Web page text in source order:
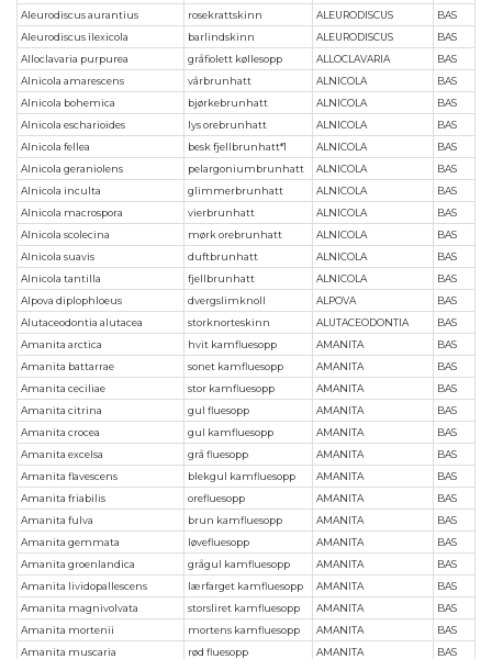
Aleurodiscus aurantius
rosekrattskinn ALEURODISCUS
BAS
Aleurodiscus ilexicola
barlindskinn ALEURODISCUS
BAS
Alloclavaria purpurea
gråfiolett køllesopp ALLOCLAVARIA
BAS
Alnicola amarescens
vårbrunhatt ALNICOLA
BAS
Alnicola bohemica
bjørkebrunhatt ALNICOLA
BAS
Alnicola escharioides
lys orebrunhatt ALNICOLA
BAS
Alnicola fellea
besk fjellbrunhatt*1 ALNICOLA
BAS
Alnicola geraniolens
pelargoniumbrunhatt ALNICOLA
BAS
Alnicola inculta
glimmerbrunhatt ALNICOLA
BAS
Alnicola macrospora
vierbrunhatt ALNICOLA
BAS
Alnicola scolecina
mørk orebrunhatt ALNICOLA
BAS
Alnicola suavis
duftbrunhatt ALNICOLA
BAS
Alnicola tantilla
fjellbrunhatt ALNICOLA
BAS
Alpova diplophloeus
dvergslimknoll ALPOVA
BAS
Alutaceodontia alutacea
storknorteskinn ALUTACEODONTIA
BAS
Amanita arctica
hvit kamfluesopp AMANITA
BAS
Amanita battarrae
sonet kamfluesopp AMANITA
BAS
Amanita ceciliae
stor kamfluesopp AMANITA
BAS
Amanita citrina
gul fluesopp AMANITA
BAS
Amanita crocea
gul kamfluesopp AMANITA
BAS
Amanita excelsa
grå fluesopp AMANITA
BAS
Amanita flavescens
blekgul kamfluesopp AMANITA
BAS
Amanita friabilis
orefluesopp AMANITA
BAS
Amanita fulva
brun kamfluesopp AMANITA
BAS
Amanita gemmata
løvefluesopp AMANITA
BAS
Amanita groenlandica
grågul kamfluesopp AMANITA
BAS
Amanita lividopallescens
lærfarget kamfluesopp AMANITA
BAS
Amanita magnivolvata
storsliret kamfluesopp AMANITA
BAS
Amanita mortenii
mortens kamfluesopp AMANITA
BAS
Amanita muscaria
rød fluesopp AMANITA
BAS